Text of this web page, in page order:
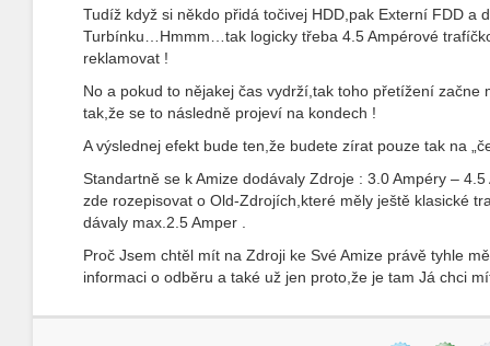
Tudíž když si někdo přidá točivej HDD,pak Externí FDD a
Turbínku…Hmmm…tak logicky třeba 4.5 Ampérové
reklamovat !
No a pokud to nějakej čas vydrží,tak toho přetížení začne
tak,že se to následně projeví na kondech !
A výslednej efekt bude ten,že budete zírat pouze tak na
Standartně se k Amize dodávaly Zdroje : 3.0 Ampéry –
zde rozepisovat o Old-Zdrojích,které měly ještě klasické
dávaly max.2.5 Amper .
Proč Jsem chtěl mít na Zdroji ke Své Amize právě tyhle
informaci o odběru a také už jen proto,že je tam Já chci